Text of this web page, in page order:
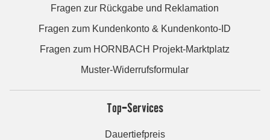
Fragen zur Rückgabe und Reklamation
Fragen zum Kundenkonto & Kundenkonto-ID
Fragen zum HORNBACH Projekt-Marktplatz
Muster-Widerrufsformular
Top-Services
Dauertiefpreis